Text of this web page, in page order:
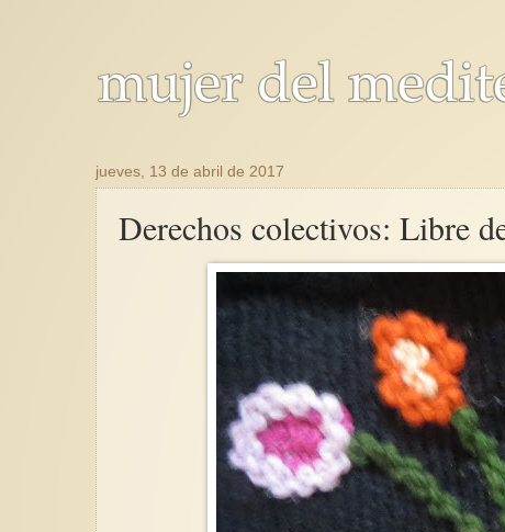
jueves, 13 de abril de 2017
Derechos colectivos: Libre